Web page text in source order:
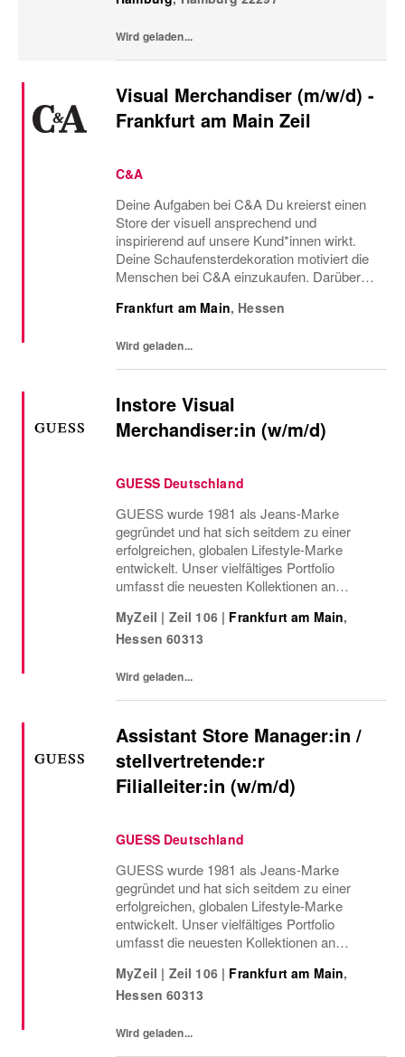
Wird geladen...
Visual Merchandiser (m/w/d) -
Frankfurt am Main Zeil
C&A
Deine Aufgaben bei C&A Du kreierst einen
Store der visuell ansprechend und
inspirierend auf unsere Kund*innen wirkt.
Deine Schaufensterdekoration motiviert die
Menschen bei C&A einzukaufen. Darüber
dem Verkauf an, sodass sie dich bei der
Frankfurt am Main, Hessen
Wird geladen...
Instore Visual
Merchandiser:in (w/m/d)
GUESS Deutschland
GUESS wurde 1981 als Jeans-Marke
gegründet und hat sich seitdem zu einer
erfolgreichen, globalen Lifestyle-Marke
entwickelt. Unser vielfältiges Portfolio
umfasst die neuesten Kollektionen an
Uhren, Brillen, Schuhen und vielem mehr.
Mit über 1000 eigenen...
MyZeil | Zeil 106 | Frankfurt am Main,
Hessen 60313
Wird geladen...
Assistant Store Manager:in /
stellvertretende:r
Filialleiter:in (w/m/d)
GUESS Deutschland
GUESS wurde 1981 als Jeans-Marke
gegründet und hat sich seitdem zu einer
erfolgreichen, globalen Lifestyle-Marke
entwickelt. Unser vielfältiges Portfolio
umfasst die neuesten Kollektionen an
Uhren, Brillen, Schuhen und vielem mehr.
Mit über 1000 eigenen...
MyZeil | Zeil 106 | Frankfurt am Main,
Hessen 60313
Wird geladen...